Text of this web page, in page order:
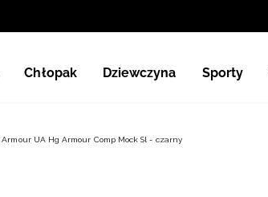
Chłopak Dziewczyna Sporty
UA Hg Armour Comp Mock Sl - czarny